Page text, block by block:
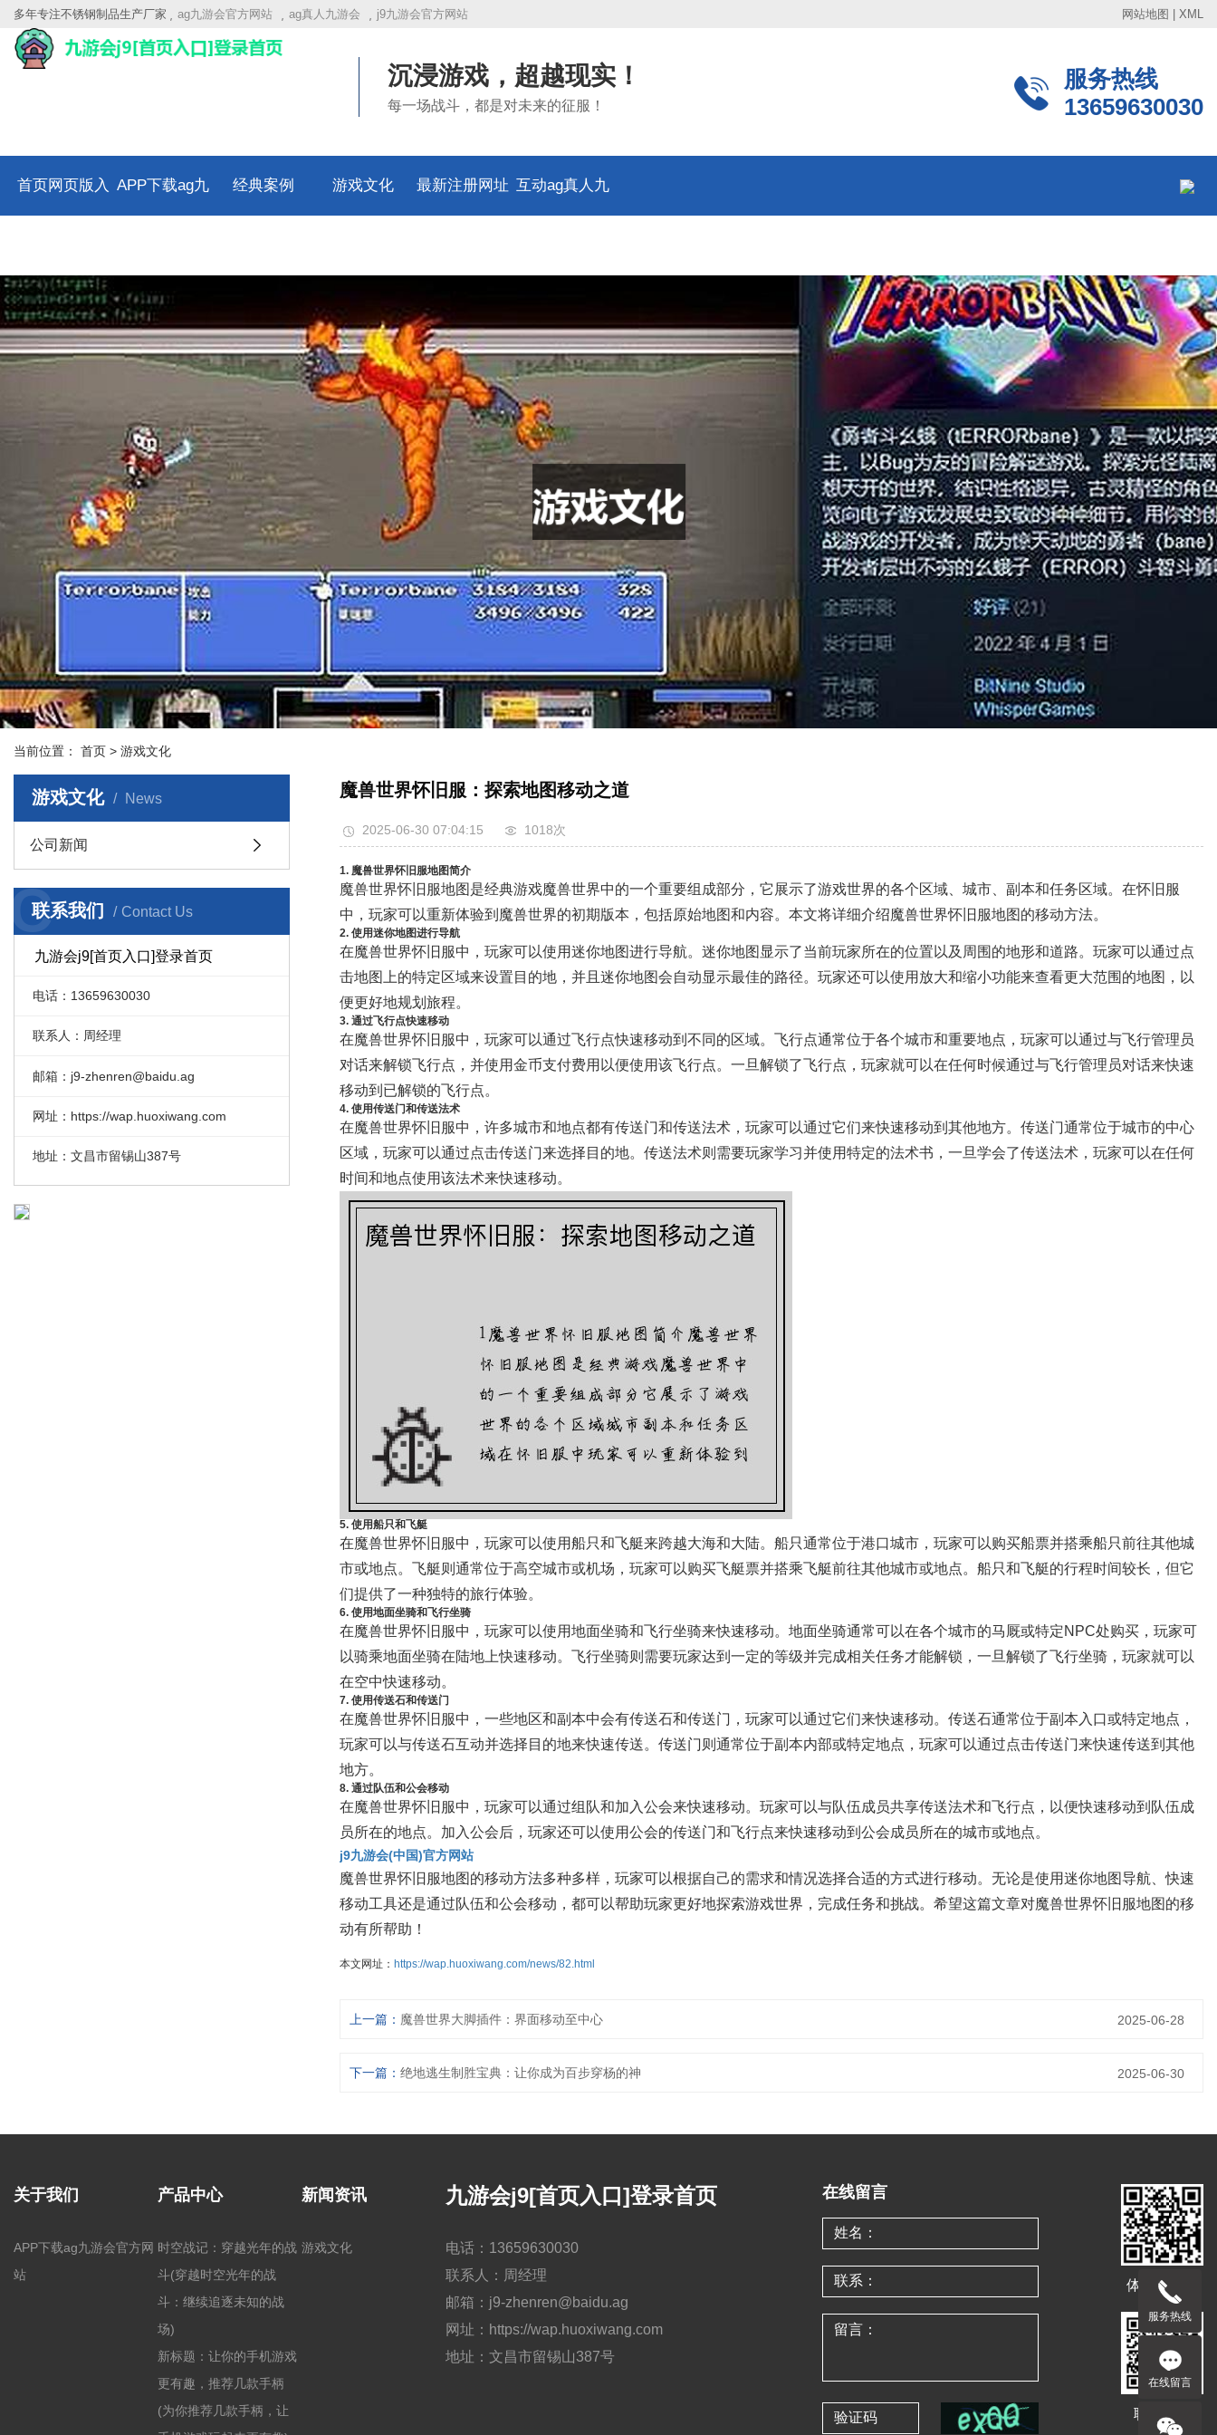
多年专注不锈钢制品生产厂家 ag九游会官方网站 ag真人九游会 j9九游会官方网站 网站地图 XML
沉浸游戏，超越现实！
每一场战斗，都是对未来的征服！
服务热线
13659630030
首页网页版入 APP下载ag九 经典案例 游戏文化 最新注册网址 互动ag真人九
当前位置： 首页 > 游戏文化
游戏文化 News
公司新闻
联系我们 Contact Us
C
九游会j9[首页入口]登录首页
电话：13659630030
联系人：周经理
邮箱：j9-zhenren@baidu.ag
网址：https://wap.huoxiwang.com
地址：文昌市留锡山387号
魔兽世界怀旧服：探索地图移动之道
2025-06-30 07:04:15 1018次
1. 魔兽世界怀旧服地图简介
魔兽世界怀旧服地图是经典游戏魔兽世界中的一个重要组成部分，它展示了游戏世界的各个区域、城市、副本和任务区域。在怀旧服
中，玩家可以重新体验到魔兽世界的初期版本，包括原始地图和内容。本文将详细介绍魔兽世界怀旧服地图的移动方法。
2. 使用迷你地图进行导航
在魔兽世界怀旧服中，玩家可以使用迷你地图进行导航。迷你地图显示了当前玩家所在的位置以及周围的地形和道路。玩家可以通过点
击地图上的特定区域来设置目的地，并且迷你地图会自动显示最佳的路径。玩家还可以使用放大和缩小功能来查看更大范围的地图，以
便更好地规划旅程。
3. 通过飞行点快速移动
在魔兽世界怀旧服中，玩家可以通过飞行点快速移动到不同的区域。飞行点通常位于各个城市和重要地点，玩家可以通过与飞行管理员
对话来解锁飞行点，并使用金币支付费用以便使用该飞行点。一旦解锁了飞行点，玩家就可以在任何时候通过与飞行管理员对话来快速
移动到已解锁的飞行点。
4. 使用传送门和传送法术
在魔兽世界怀旧服中，许多城市和地点都有传送门和传送法术，玩家可以通过它们来快速移动到其他地方。传送门通常位于城市的中心
区域，玩家可以通过点击传送门来选择目的地。传送法术则需要玩家学习并使用特定的法术书，一旦学会了传送法术，玩家可以在任何
时间和地点使用该法术来快速移动。
5. 使用船只和飞艇
在魔兽世界怀旧服中，玩家可以使用船只和飞艇来跨越大海和大陆。船只通常位于港口城市，玩家可以购买船票并搭乘船只前往其他城
市或地点。飞艇则通常位于高空城市或机场，玩家可以购买飞艇票并搭乘飞艇前往其他城市或地点。船只和飞艇的行程时间较长，但它
们提供了一种独特的旅行体验。
6. 使用地面坐骑和飞行坐骑
在魔兽世界怀旧服中，玩家可以使用地面坐骑和飞行坐骑来快速移动。地面坐骑通常可以在各个城市的马厩或特定NPC处购买，玩家可
以骑乘地面坐骑在陆地上快速移动。飞行坐骑则需要玩家达到一定的等级并完成相关任务才能解锁，一旦解锁了飞行坐骑，玩家就可以
在空中快速移动。
7. 使用传送石和传送门
在魔兽世界怀旧服中，一些地区和副本中会有传送石和传送门，玩家可以通过它们来快速移动。传送石通常位于副本入口或特定地点，
玩家可以与传送石互动并选择目的地来快速传送。传送门则通常位于副本内部或特定地点，玩家可以通过点击传送门来快速传送到其他
地方。
8. 通过队伍和公会移动
在魔兽世界怀旧服中，玩家可以通过组队和加入公会来快速移动。玩家可以与队伍成员共享传送法术和飞行点，以便快速移动到队伍成
员所在的地点。加入公会后，玩家还可以使用公会的传送门和飞行点来快速移动到公会成员所在的城市或地点。
j9九游会(中国)官方网站
魔兽世界怀旧服地图的移动方法多种多样，玩家可以根据自己的需求和情况选择合适的方式进行移动。无论是使用迷你地图导航、快速
移动工具还是通过队伍和公会移动，都可以帮助玩家更好地探索游戏世界，完成任务和挑战。希望这篇文章对魔兽世界怀旧服地图的移
动有所帮助！
本文网址： https://wap.huoxiwang.com/news/82.html
上一篇： 魔兽世界大脚插件：界面移动至中心 2025-06-28
下一篇： 绝地逃生制胜宝典：让你成为百步穿杨的神 2025-06-30
关于我们
APP下载ag九游会官方网
站
产品中心
时空战记：穿越光年的战
斗(穿越时空光年的战
斗：继续追逐未知的战
场)
新标题：让你的手机游戏
更有趣，推荐几款手柄
(为你推荐几款手柄，让
新闻资讯
游戏文化
九游会j9[首页入口]登录首页
电话：13659630030
联系人：周经理
邮箱：j9-zhenren@baidu.ag
网址：https://wap.huoxiwang.com
地址：文昌市留锡山387号
在线留言
体验移动端
联系客服
服务热线
在线留言